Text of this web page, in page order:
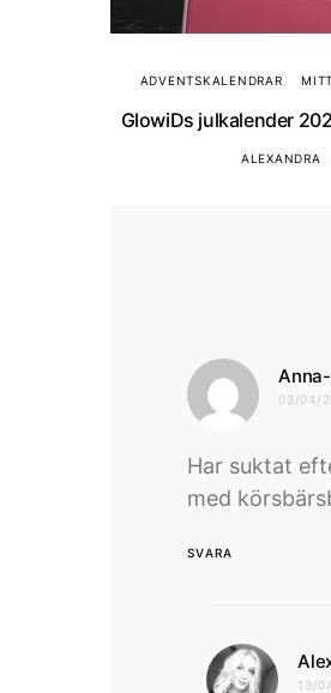
ADVENTSKALENDRAR
GlowiDs julkalender
ALEXANDRA
03/04/
Har suktat
med
SVARA
13/